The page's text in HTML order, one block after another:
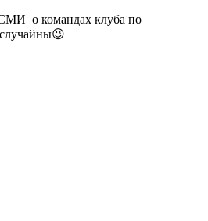
СМИ о командах клуба по